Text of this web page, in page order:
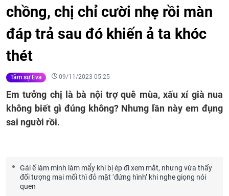
chồng, chị chỉ cười nhẹ rồi màn
đáp trả sau đó khiến ả ta khóc
thét
Tâm sự Eva 09/11/2023 05:25
Em tưởng chị là bà nội trợ quê mùa, xấu xí già nua
không biết gì đúng không? Nhưng lần này em đụng
sai người rồi.
Gái ế làm mình làm mẩy khi bị ép đi xem mắt, nhưng vừa thấy
đối tượng mai mối thì đỏ mặt ‘đứng hình’ khi nghe giọng nói
quen